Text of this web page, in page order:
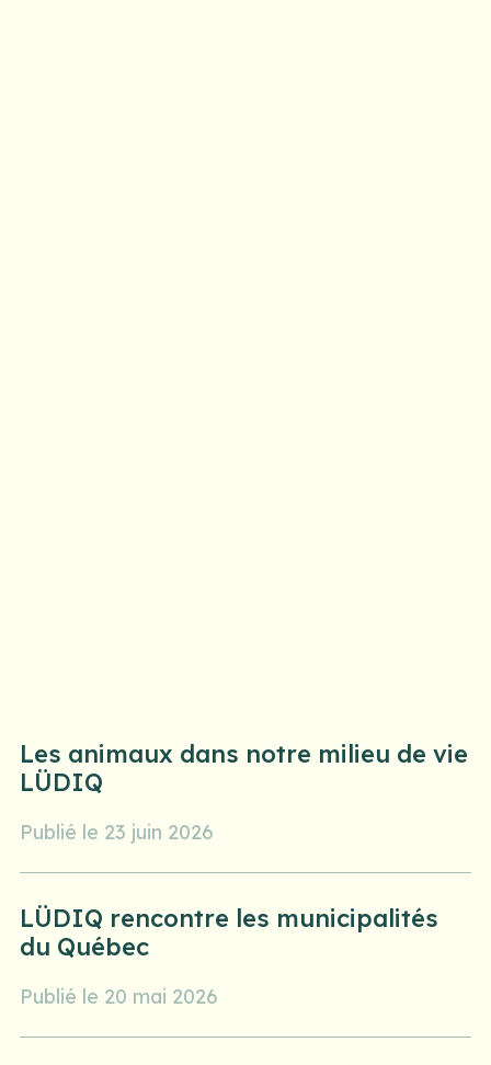
Les animaux dans notre milieu de vie
LÜDIQ
Publié le 23 juin 2026
LÜDIQ rencontre les municipalités
du Québec
Publié le 20 mai 2026